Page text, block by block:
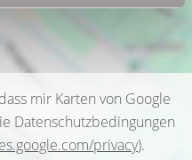
mir Karten von Google
Datenschutzbedingungen
privacy).